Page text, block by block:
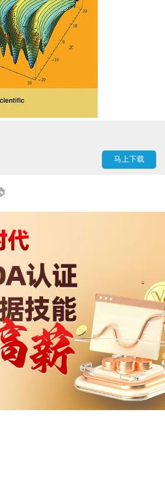
马上下载